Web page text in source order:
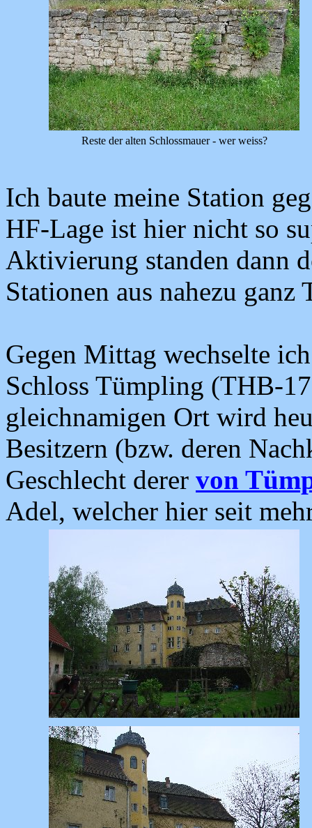
Reste der alten Schlossmauer - wer weiss?
Ich baute meine Station
HF-Lage ist hier nicht so
Aktivierung standen dann
Stationen aus nahezu
Gegen Mittag wechselte
Schloss Tümpling (THB-
gleichnamigen Ort wird
Besitzern (bzw. deren
Geschlecht derer von
Adel, welcher hier seit